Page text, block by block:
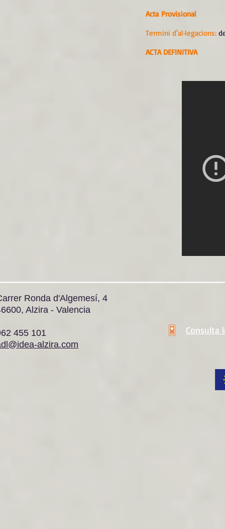
Acta Provisional
Termini d'al·legacions:
ACTA DEFINITIVA
Ronda d'Algemesí, 4
Alzira - Valencia
455 101
alzira.com
Consulta